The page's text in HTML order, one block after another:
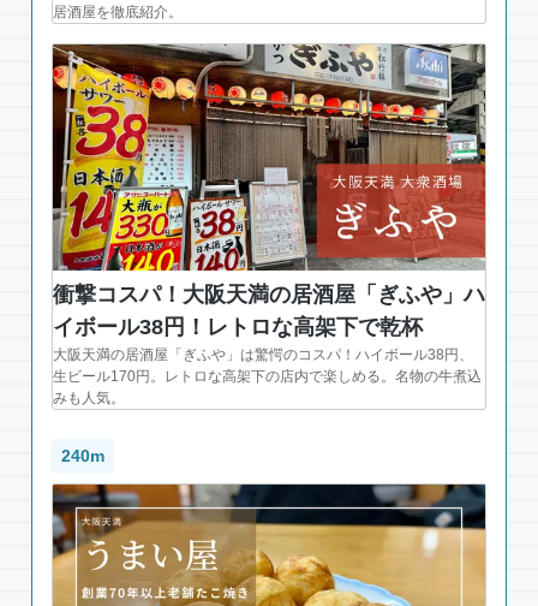
居酒屋を徹底紹介。
衝撃コスパ！大阪天満の居酒屋「ぎふや」ハ
イボール38円！レトロな高架下で乾杯
大阪天満の居酒屋「ぎふや」は驚愕のコスパ！ハイボール38円、
生ビール170円。レトロな高架下の店内で楽しめる。名物の牛煮込
みも人気。
240m